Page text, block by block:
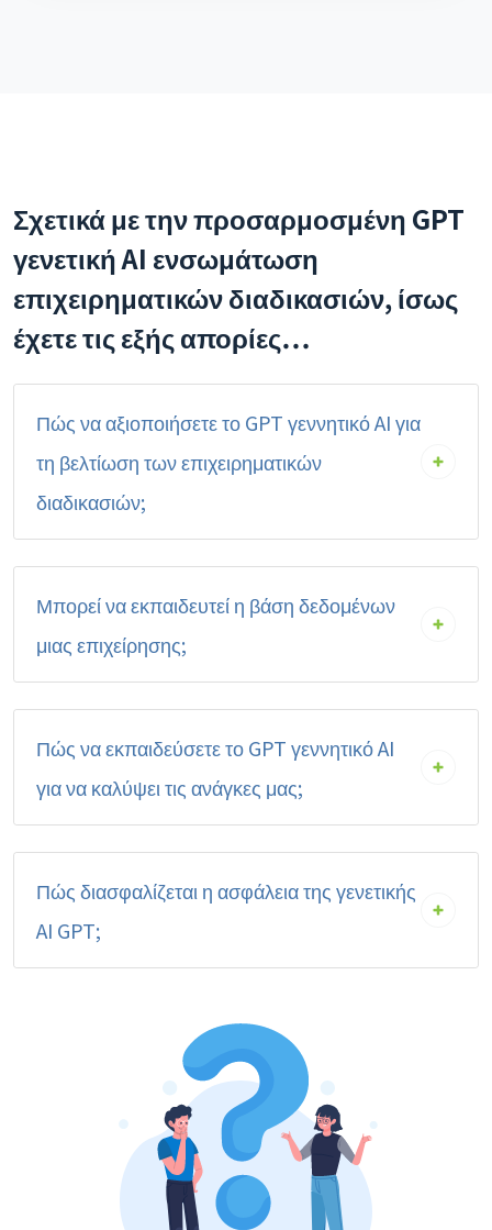
Σχετικά με την προσαρμοσμένη GPT
γενετική AI ενσωμάτωση
επιχειρηματικών διαδικασιών, ίσως
έχετε τις εξής απορίες…
Πώς να αξιοποιήσετε το GPT γεννητικό AI για
τη βελτίωση των επιχειρηματικών
διαδικασιών;
Μπορεί να εκπαιδευτεί η βάση δεδομένων
μιας επιχείρησης;
Πώς να εκπαιδεύσετε το GPT γεννητικό AI
για να καλύψει τις ανάγκες μας;
Πώς διασφαλίζεται η ασφάλεια της γενετικής
AI GPT;